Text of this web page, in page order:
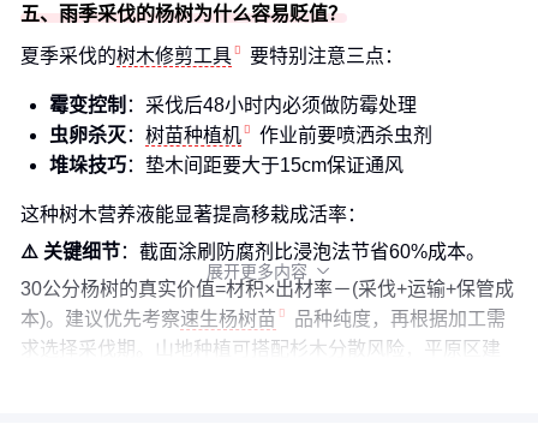
五、雨季采伐的杨树为什么容易贬值？
夏季采伐的树木修剪工具 要特别注意三点：
霉变控制 ：采伐后48小时内必须做防霉处理
虫卵杀灭 ： 树苗种植机
作业前要喷洒杀虫剂
堆垛技巧：垫木间距要大于15cm保证通风
这种树木营养液能显著提高移栽成活率：
⚠️ 关键细节：截面涂刷防腐剂比浸泡法节省60%成本。
30公分杨树的真实价值=材积×出材率－(采伐+运输+保管成
本)。建议优先考察速生杨树苗
品种纯度，再根据加工需
求选择采伐期。山地种植可搭配杉木分散风险，平原区建
展开更多内容 